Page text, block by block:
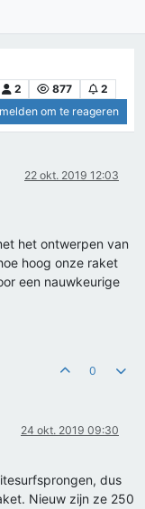
2 877
2
om te reageren
22 okt. 2019 12:03
het ontwerpen van
hoog onze raket
een nauwkeurige
0
24 okt. 2019 09:30
dus
Nieuw zijn ze 250